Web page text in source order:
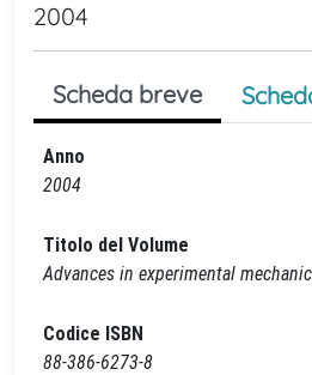
2004
Scheda breve
Anno
2004
Titolo del Volume
Advances in experimental
Codice ISBN
88-386-6273-8